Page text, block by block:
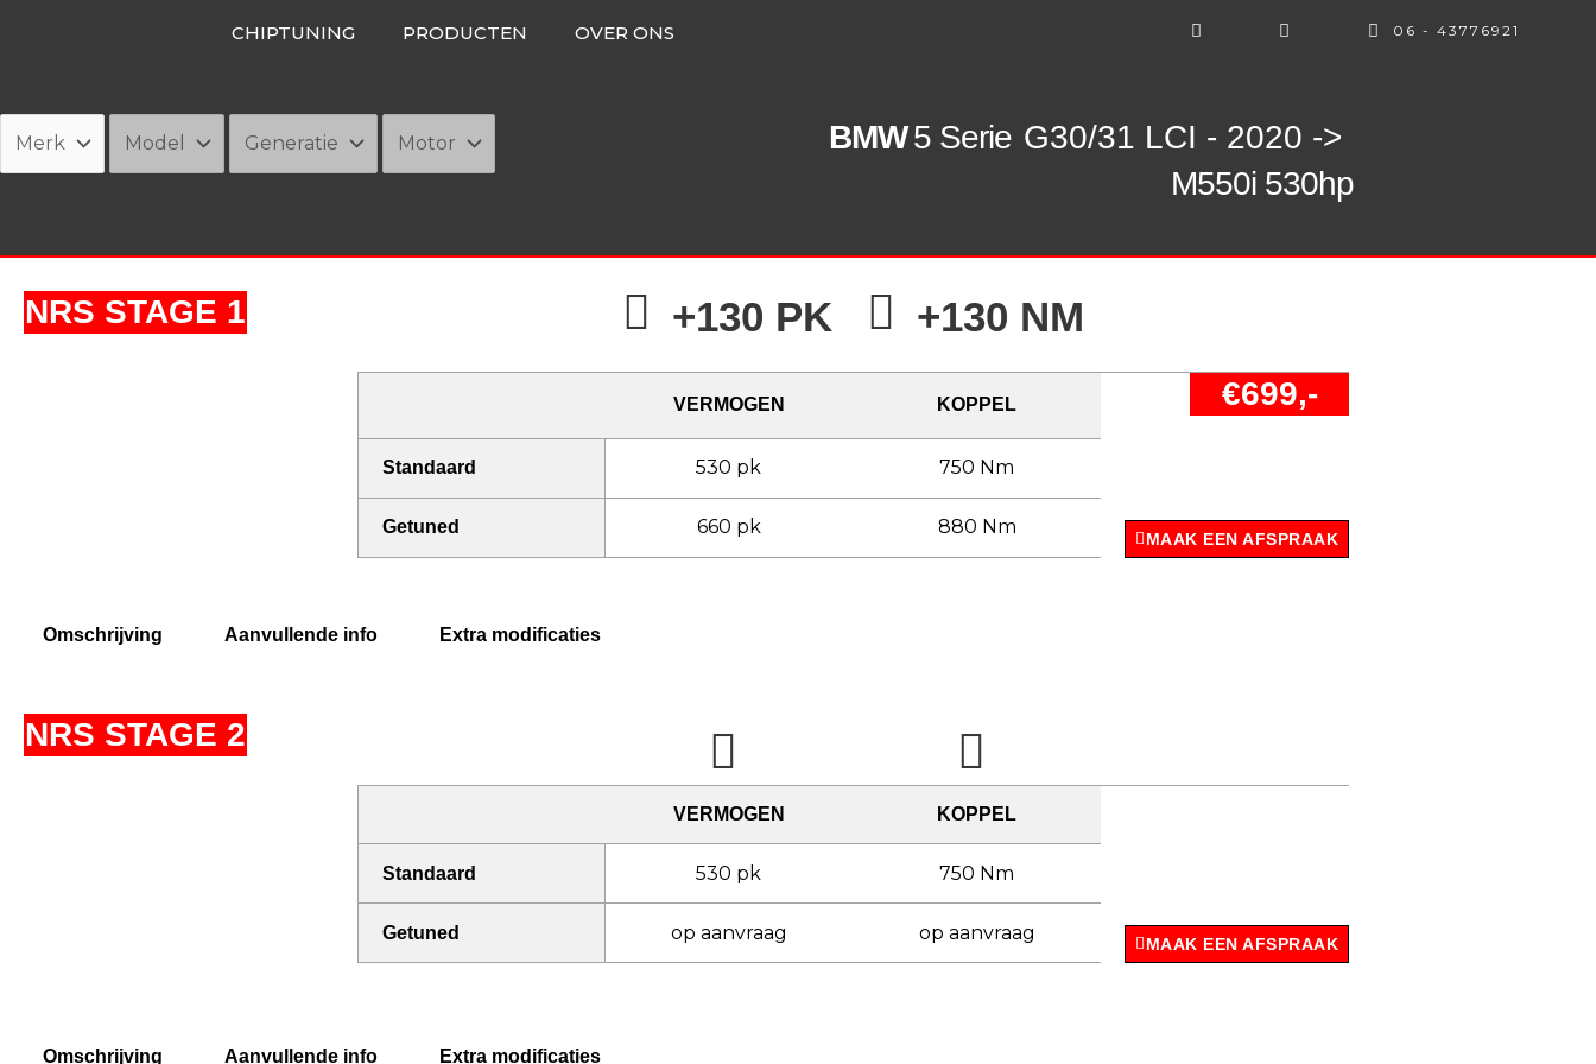
CHIPTUNING PRODUCTEN OVER ONS 06 - 43776921
BMW5 Serie G30/31 LCI - 2020 ->
M550i 530hp
NRS STAGE 1 +130 PK +130 NM
VERMOGEN KOPPEL €699,-
Standaard 530 pk 750 Nm
Getuned 660 pk 880 Nm
MAAK EEN AFSPRAAK
Omschrijving Aanvullende info Extra modificaties
NRS STAGE 2
VERMOGEN KOPPEL
Standaard 530 pk 750 Nm
Getuned op aanvraag op aanvraag
MAAK EEN AFSPRAAK
Omschrijving Aanvullende info Extra modificaties